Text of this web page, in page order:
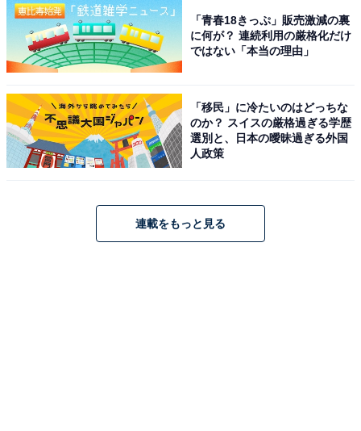
画像出典：日本テレビ『パンドラの果実～科学犯罪捜査ファイル～』
公式サイト
「青春18きっぷ」販売激減の裏
に何が？ 連続利用の厳格化だけ
ではない「本当の理由」
「移民」に冷たいのはどっちな
のか？ スイスの厳格過ぎる学歴
選別と、日本の曖昧過ぎる外国
人政策
連載をもっと見る